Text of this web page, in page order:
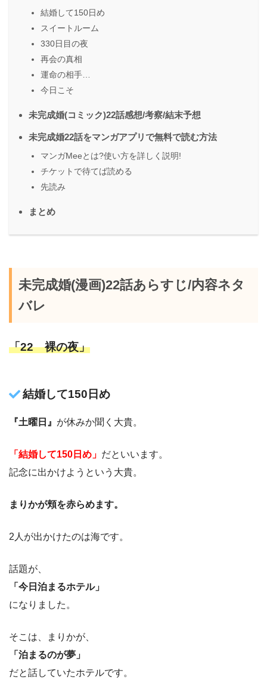
結婚して150日め
スイートルーム
330日目の夜
再会の真相
運命の相手…
今日こそ
未完成婚(コミック)22話感想/考察/結末予想
未完成婚22話をマンガアプリで無料で読む方法
マンガMeeとは?使い方を詳しく説明!
チケットで待てば読める
先読み
まとめ
未完成婚(漫画)22話あらすじ/内容ネタ
バレ
「22 裸の夜」
結婚して150日め
『土曜日』 が休みか聞く大貴。
「結婚して150日め」 だといいます。
記念に出かけようという大貴。
まりかが頬を赤らめます。
2人が出かけたのは海です。
話題が、
「今日泊まるホテル」
になりました。
そこは、まりかが、
「泊まるのが夢」
だと話していたホテルです。